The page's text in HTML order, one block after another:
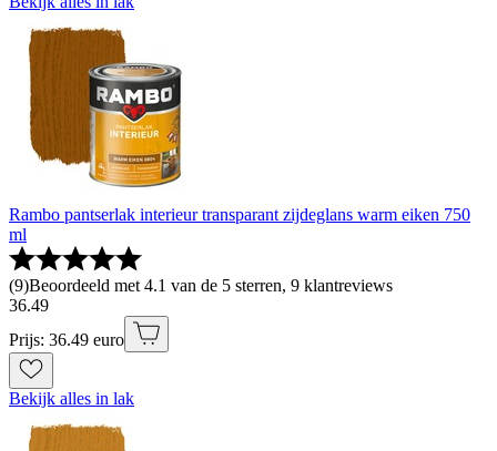
Rambo pantserlak interieur transparant zijdeglans warm eiken 750
ml
(9)Beoordeeld met 4.1 van de 5 sterren, 9 klantreviews
36.49
Prijs: 36.49 euro
Bekijk alles in lak